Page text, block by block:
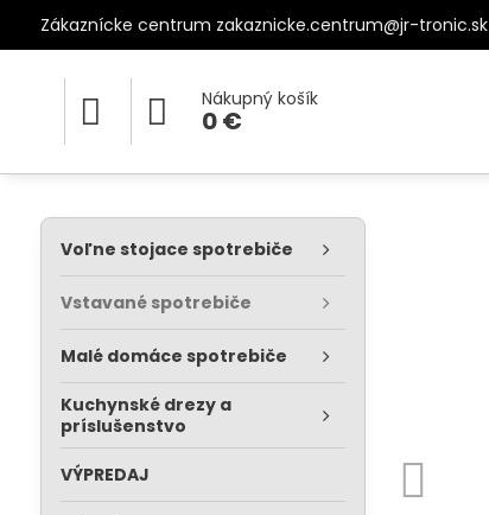
Zákaznícke centrum zakaznicke.centrum@jr-tronic.sk
Nákupný košík
0 €
Voľne stojace spotrebiče
Vstavané spotrebiče
Malé domáce spotrebiče
Kuchynské drezy a
príslušenstvo
VÝPREDAJ